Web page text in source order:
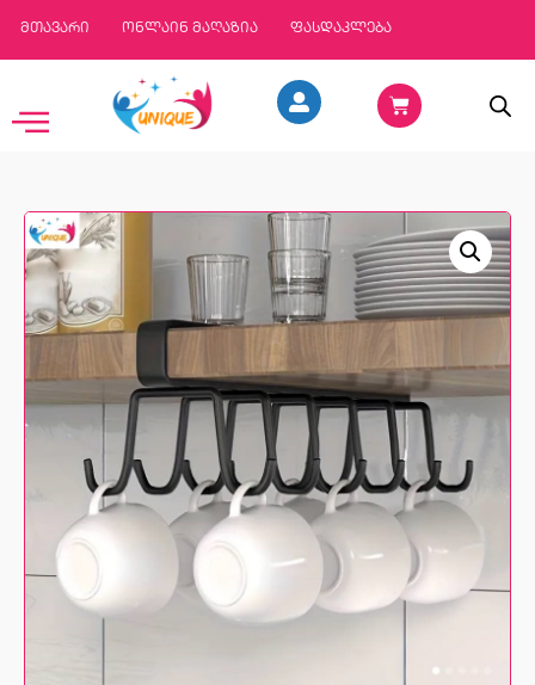
მთავარი ონლაინ მაღაზია ფასდაკლება